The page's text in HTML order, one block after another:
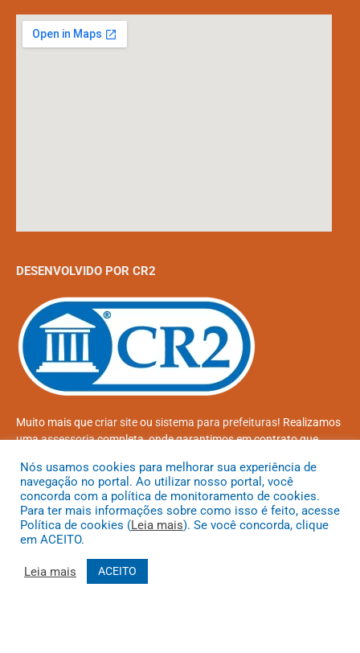
DESENVOLVIDO POR CR2
Muito mais quecriar siteou sistema para prefeituras! Realizamos
umaassessoriacompleta, onde garantimos em contrato que
atendidas.
Conheça oPNTPe oRadar da Transparência Pública
Todos os direitos reservados a Prefeitura Municipal de Coroatá
Nós usamos cookies para melhorar sua experiência de
navegação no portal. Ao utilizar nosso portal, você
concorda com a política de monitoramento de cookies.
Para ter mais informações sobre como isso é feito, acesse
Política de cookies (Leia mais). Se você concorda, clique
em ACEITO.
Leia mais ACEITO